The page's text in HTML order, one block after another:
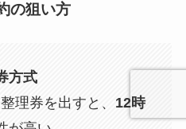
の狙い方
方式
理券を出すと、 12時